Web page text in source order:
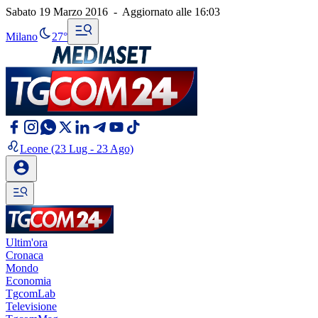
Sabato 19 Marzo 2016 - Aggiornato alle 16:03
Milano 27°
Leone (23 Lug - 23 Ago)
Ultim'ora
Cronaca
Mondo
Economia
TgcomLab
Televisione